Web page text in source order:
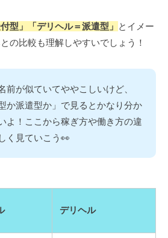
型」「デリヘル＝派遣型」 とイメー
の比較も理解しやすいでしょう！
前が似ていてややこしいけど、
か派遣型か」で見るとかなり分か
よ！ここから稼ぎ方や働き方の違
く見ていこう👀
デリヘル